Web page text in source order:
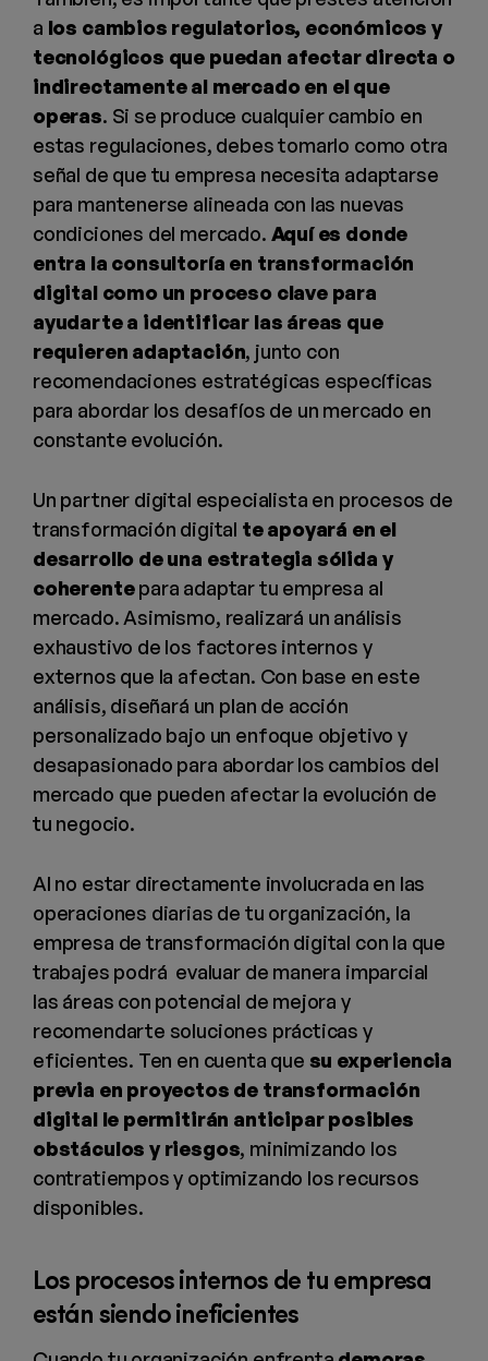
a los cambios regulatorios, económicos y
tecnológicos que puedan afectar directa o
indirectamente al mercado en el que
operas. Si se produce cualquier cambio en
estas regulaciones, debes tomarlo como otra
señal de que tu empresa necesita adaptarse
para mantenerse alineada con las nuevas
condiciones del mercado. Aquí es donde
entra la consultoría en transformación
digital como un proceso clave para
ayudarte a identificar las áreas que
requieren adaptación, junto con
recomendaciones estratégicas específicas
para abordar los desafíos de un mercado en
constante evolución.
Un partner digital especialista en procesos de
transformación digital te apoyará en el
desarrollo de una estrategia sólida y
coherentepara adaptar tu empresa al
mercado. Asimismo, realizará un análisis
exhaustivo de los factores internos y
externos que la afectan. Con base en este
análisis, diseñará un plan de acción
personalizado bajo un enfoque objetivo y
desapasionado para abordar los cambios del
mercado que pueden afectar la evolución de
tu negocio.
Al no estar directamente involucrada en las
operaciones diarias de tu organización, la
empresa de transformación digital con la que
trabajes podrá evaluar de manera imparcial
las áreas con potencial de mejora y
recomendarte soluciones prácticas y
eficientes. Ten en cuenta que su experiencia
previa en proyectos de transformación
digital le permitirán anticipar posibles
obstáculos y riesgos, minimizando los
contratiempos y optimizando los recursos
disponibles.
Los procesos internos de tu empresa
están siendo ineficientes